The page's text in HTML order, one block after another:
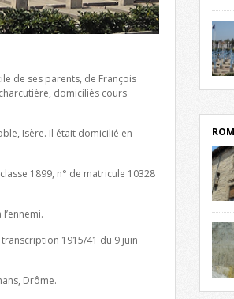
de ses parents, de François
domiciliés cours
Isère. Il était domicilié en
1899, n° de matricule 10328
1915/41 du 9 juin
Drôme.
par